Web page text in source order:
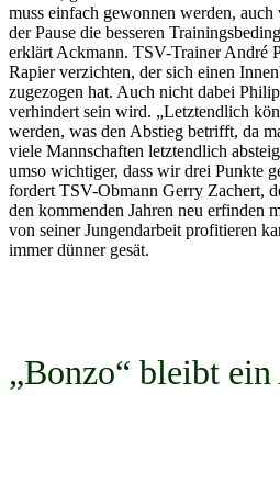
muss einfach gewonnen werden,
der Pause die besseren
erklärt Ackmann. TSV-Trainer André
Rapier verzichten, der sich einen
zugezogen hat. Auch nicht dabei
verhindert sein wird. „Letztendlich
werden, was den Abstieg betrifft, da
viele Mannschaften letztendlich
umso wichtiger, dass wir drei Punkte
fordert TSV-Obmann Gerry Zachert,
den kommenden Jahren neu erfinden
von seiner Jungendarbeit profitieren
immer dünner gesät.
„Bonzo“ bleibt ein